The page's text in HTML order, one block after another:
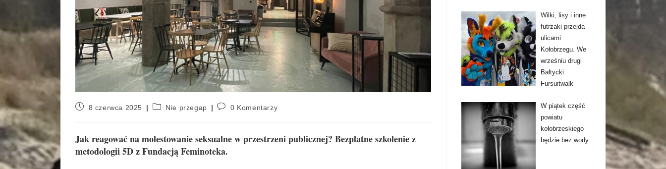
8 czerwca 2025 Nie przegap 0 Komentarzy
Jak reagować na molestowanie seksualne w przestrzeni publicznej? Bezpłatne szkolenie z
metodologii 5D z Fundacją Feminoteka.
Wilki, lisy i inne
futrzaki przejdą
ulicami
Kołobrzegu. We
wrześniu drugi
Bałtycki
Fursuitwalk
W piątek część
powiatu
kołobrzeskiego
będzie bez wody